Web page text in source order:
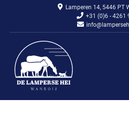
Lamperen 14, 5446 PT
+31 (0)6 - 4261